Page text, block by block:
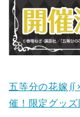
五等分の花嫁
催！限定グッ